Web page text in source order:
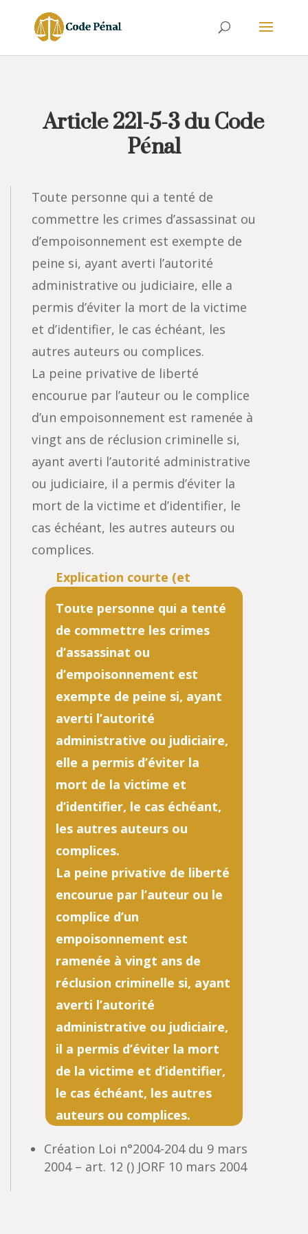
Article 221-5-3 du Code
Pénal
Toute personne qui a tenté de
commettre les crimes d’assassinat ou
d’empoisonnement est exempte de
peine si, ayant averti l’autorité
administrative ou judiciaire, elle a
permis d’éviter la mort de la victime
et d’identifier, le cas échéant, les
autres auteurs ou complices.
La peine privative de liberté
encourue par l’auteur ou le complice
d’un empoisonnement est ramenée à
vingt ans de réclusion criminelle si,
ayant averti l’autorité administrative
ou judiciaire, il a permis d’éviter la
mort de la victime et d’identifier, le
cas échéant, les autres auteurs ou
complices.
Toute personne qui a tenté
de commettre les crimes
d’assassinat ou
d’empoisonnement est
exempte de peine si, ayant
averti l’autorité
administrative ou judiciaire,
elle a permis d’éviter la
mort de la victime et
d’identifier, le cas échéant,
les autres auteurs ou
complices.
La peine privative de liberté
encourue par l’auteur ou le
complice d’un
empoisonnement est
ramenée à vingt ans de
réclusion criminelle si, ayant
averti l’autorité
administrative ou judiciaire,
il a permis d’éviter la mort
de la victime et d’identifier,
le cas échéant, les autres
auteurs ou complices.
Création Loi n°2004-204 du 9 mars
2004 – art. 12 () JORF 10 mars 2004